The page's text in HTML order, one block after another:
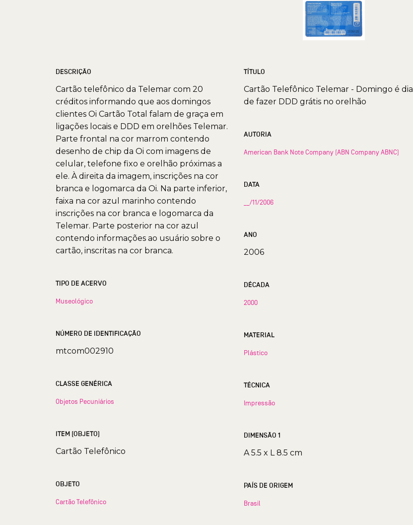
DESCRIÇÃO
Cartão telefônico da Telemar com 20
créditos informando que aos domingos
clientes Oi Cartão Total falam de graça em
ligações locais e DDD em orelhões Telemar.
Parte frontal na cor marrom contendo
desenho de chip da Oi com imagens de
celular, telefone fixo e orelhão próximas a
ele. À direita da imagem, inscrições na cor
branca e logomarca da Oi. Na parte inferior,
faixa na cor azul marinho contendo
inscrições na cor branca e logomarca da
Telemar. Parte posterior na cor azul
contendo informações ao usuário sobre o
cartão, inscritas na cor branca.
TIPO DE ACERVO
Museológico
NÚMERO DE IDENTIFICAÇÃO
mtcom002910
CLASSE GENÉRICA
Objetos Pecuniários
ITEM (OBJETO)
Cartão Telefônico
OBJETO
Cartão Telefônico
TÍTULO
Cartão Telefônico Telemar - Domingo é dia
de fazer DDD grátis no orelhão
AUTORIA
American Bank Note Company (ABN Company ABNC)
DATA
__/11/2006
ANO
2006
DÉCADA
2000
MATERIAL
Plástico
TÉCNICA
Impressão
DIMENSÃO 1
A 5.5 x L 8.5 cm
PAÍS DE ORIGEM
Brasil